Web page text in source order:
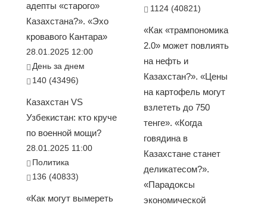
адепты «старого»
Казахстана?». «Эхо
кровавого Кантара»
28.01.2025 12:00
День за днем
140 (43496)
Казахстан VS
Узбекистан: кто круче
по военной мощи?
28.01.2025 11:00
Политика
136 (40833)
«Как могут вымереть
1124 (40821)
«Как «трампономика
2.0» может повлиять
на нефть и
Казахстан?». «Цены
на картофель могут
взлететь до 750
тенге». «Когда
говядина в
Казахстане станет
деликатесом?».
«Парадоксы
экономической